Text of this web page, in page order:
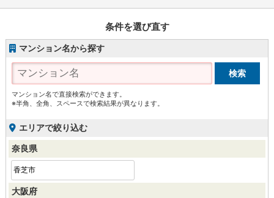
条件を選び直す
マンション名から探す
マンション名で直接検索ができます。
※半角、全角、スペースで検索結果が異なります。
エリアで絞り込む
奈良県
香芝市
大阪府